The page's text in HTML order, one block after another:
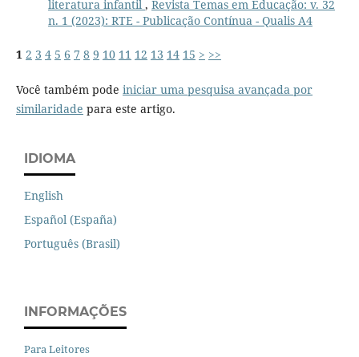
literatura infantil , Revista Temas em Educação: v. 32
n. 1 (2023): RTE - Publicação Contínua - Qualis A4
1 2 3 4 5 6 7 8 9 10 11 12 13 14 15 > >>
Você também pode iniciar uma pesquisa avançada por
similaridade para este artigo.
IDIOMA
English
Español (España)
Português (Brasil)
INFORMAÇÕES
Para Leitores